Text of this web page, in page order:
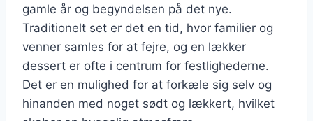
gamle år og begyndelsen på det nye.
Traditionelt set er det en tid, hvor familier og
venner samles for at fejre, og en lækker
dessert er ofte i centrum for festlighederne.
Det er en mulighed for at forkæle sig selv og
hinanden med noget sødt og lækkert, hvilket